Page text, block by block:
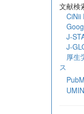
文献検
CiNii
J-
J-
厚生
ス